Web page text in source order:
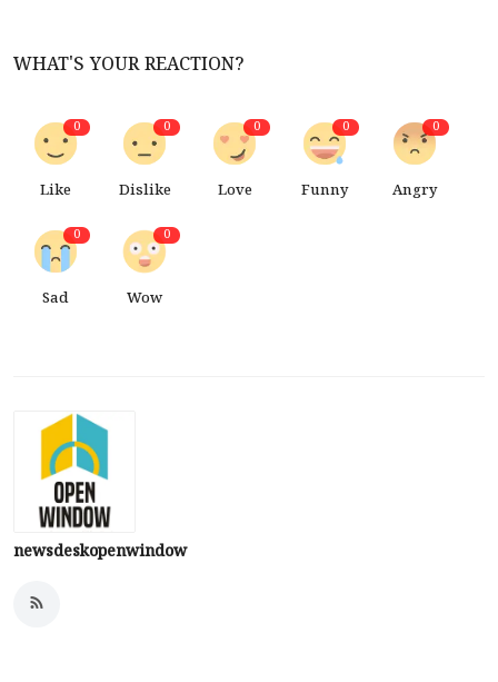
WHAT'S YOUR REACTION?
0
Like
0
Dislike
0
Love
0
Funny
0
Angry
0
Sad
0
Wow
newsdeskopenwindow